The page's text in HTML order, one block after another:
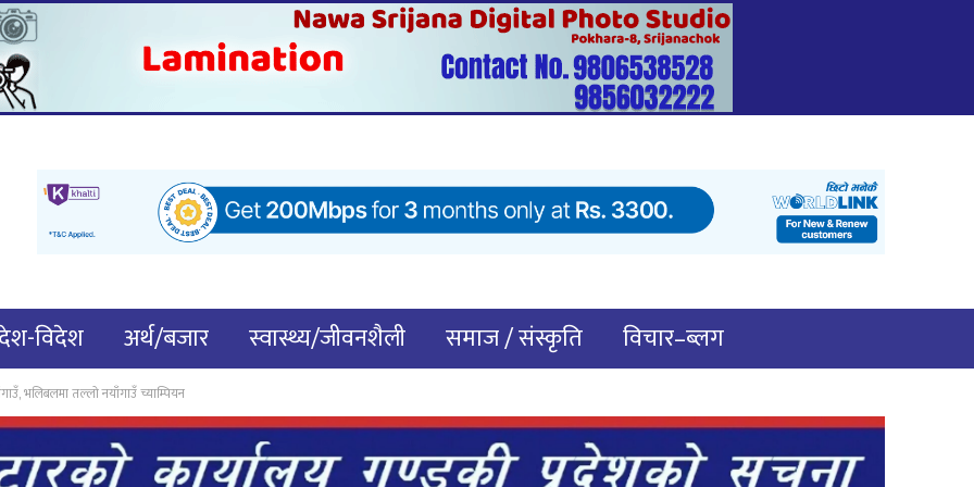
विदेश अर्थ/बजार स्वास्थ्य/जीवनशैली समाज / संस्कृति
विचार–ब्लग
भलिबलमा तल्लो नयाँगाउँ च्याम्पियन